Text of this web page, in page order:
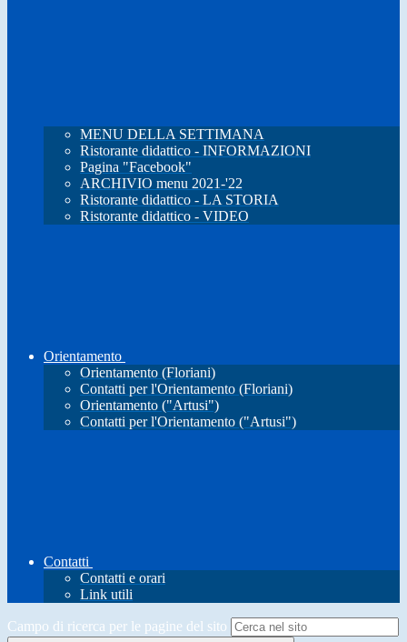
MENU DELLA SETTIMANA
Ristorante didattico - INFORMAZIONI
Pagina "Facebook"
ARCHIVIO menu 2021-'22
Ristorante didattico - LA STORIA
Ristorante didattico - VIDEO
Orientamento
Orientamento (Floriani)
Contatti per l'Orientamento (Floriani)
Orientamento ("Artusi")
Contatti per l'Orientamento ("Artusi")
Contatti
Contatti e orari
Link utili
Campo di ricerca per le pagine del sito